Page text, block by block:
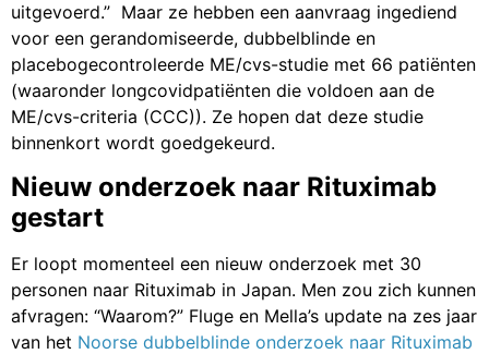
uitgevoerd.” Maar ze hebben een aanvraag ingediend
voor een gerandomiseerde, dubbelblinde en
placebogecontroleerde ME/cvs-studie met 66 patiënten
(waaronder longcovidpatiënten die voldoen aan de
ME/cvs-criteria (CCC)). Ze hopen dat deze studie
binnenkort wordt goedgekeurd.
Nieuw onderzoek naar Rituximab
gestart
Er loopt momenteel een nieuw onderzoek met 30
personen naar Rituximab in Japan. Men zou zich kunnen
afvragen: “Waarom?” Fluge en Mella’s update na zes jaar
van het Noorse dubbelblinde onderzoek naar Rituximab